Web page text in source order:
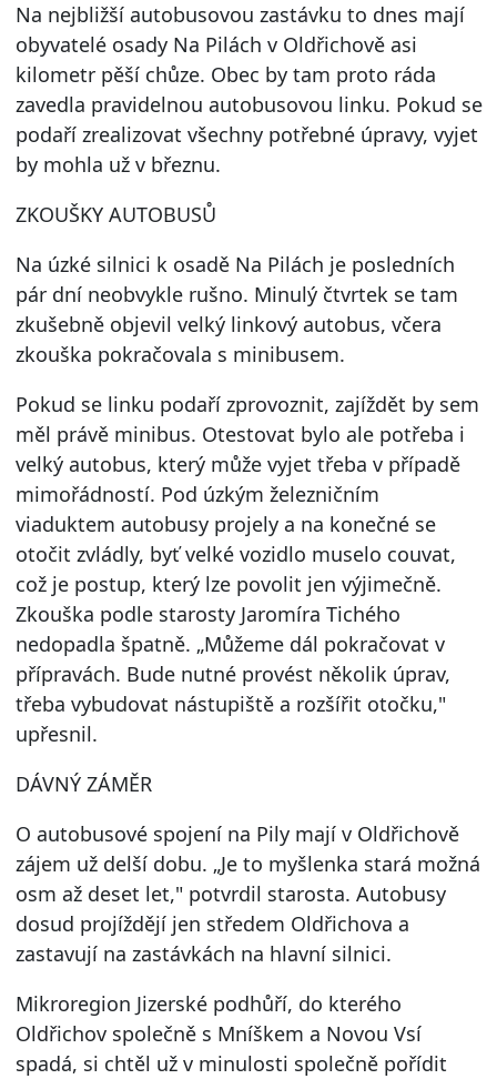
Na nejbližší autobusovou zastávku to dnes mají
obyvatelé osady Na Pilách v Oldřichově asi
kilometr pěší chůze. Obec by tam proto ráda
zavedla pravidelnou autobusovou linku. Pokud se
podaří zrealizovat všechny potřebné úpravy, vyjet
by mohla už v březnu.
ZKOUŠKY AUTOBUSŮ
Na úzké silnici k osadě Na Pilách je posledních
pár dní neobvykle rušno. Minulý čtvrtek se tam
zkušebně objevil velký linkový autobus, včera
zkouška pokračovala s minibusem.
Pokud se linku podaří zprovoznit, zajíždět by sem
měl právě minibus. Otestovat bylo ale potřeba i
velký autobus, který může vyjet třeba v případě
mimořádností. Pod úzkým železničním
viaduktem autobusy projely a na konečné se
otočit zvládly, byť velké vozidlo muselo couvat,
což je postup, který lze povolit jen výjimečně.
Zkouška podle starosty Jaromíra Tichého
nedopadla špatně. „Můžeme dál pokračovat v
přípravách. Bude nutné provést několik úprav,
třeba vybudovat nástupiště a rozšířit otočku,"
upřesnil.
DÁVNÝ ZÁMĚR
O autobusové spojení na Pily mají v Oldřichově
zájem už delší dobu. „Je to myšlenka stará možná
osm až deset let," potvrdil starosta. Autobusy
dosud projíždějí jen středem Oldřichova a
zastavují na zastávkách na hlavní silnici.
Mikroregion Jizerské podhůří, do kterého
Oldřichov společně s Mníškem a Novou Vsí
spadá, si chtěl už v minulosti společně pořídit